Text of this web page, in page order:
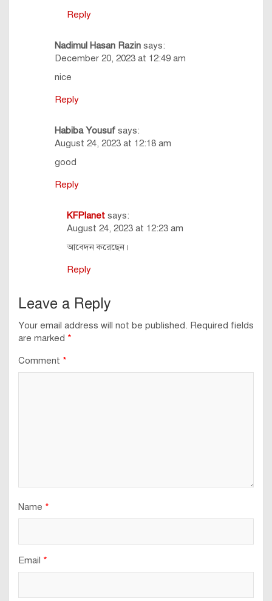
Reply
Nadimul Hasan Razin says:
December 20, 2023 at 12:49 am
nice
Reply
Habiba Yousuf says:
August 24, 2023 at 12:18 am
good
Reply
KFPlanet says:
August 24, 2023 at 12:23 am
আবেদন করেছেন।
Reply
Leave a Reply
Your email address will not be published. Required fields
are marked *
Comment *
Name *
Email *